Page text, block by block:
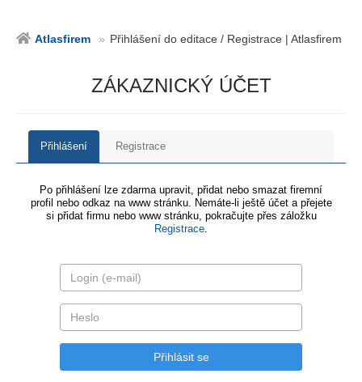
Atlasfirem Přihlášení do editace / Registrace | Atlasfirem
ZÁKAZNICKÝ ÚČET
Přihlášení Registrace
Po přihlášení lze zdarma upravit, přidat nebo smazat firemní
profil nebo odkaz na www stránku. Nemáte-li ještě účet a přejete
si přidat firmu nebo www stránku, pokračujte přes záložku
Registrace.